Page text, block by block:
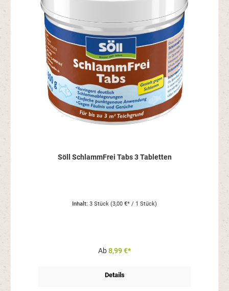
Söll SchlammFrei Tabs 3 Tabletten
Inhalt: 3 Stück (3,00 €* / 1 Stück)
Ab8,99 €*
Details